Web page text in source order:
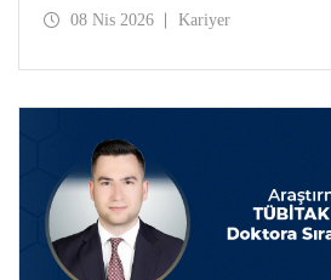
Programı başvuruları için son gün 20
08 Nis 2026 Kariyer